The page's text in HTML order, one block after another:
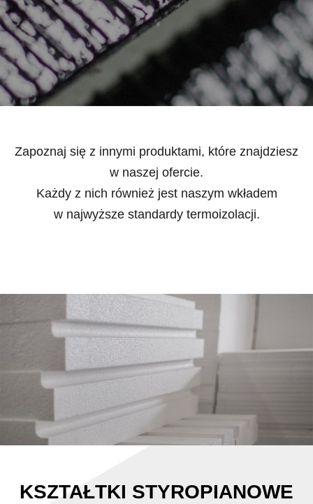
Zapoznaj się z innymi produktami, które znajdziesz
w naszej ofercie.
Każdy z nich również jest naszym wkładem
w najwyższe standardy termoizolacji.
KSZTAŁTKI STYROPIANOWE